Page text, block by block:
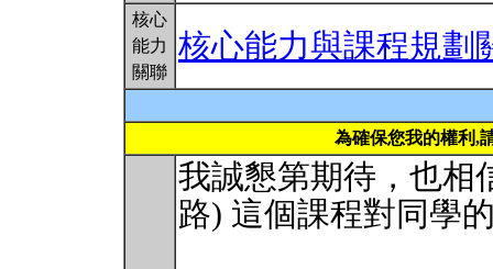
核心
能力
關聯
核心能力與課程規劃
為確保您我的權利,
我誠懇第期待，也相
路) 這個課程對同學